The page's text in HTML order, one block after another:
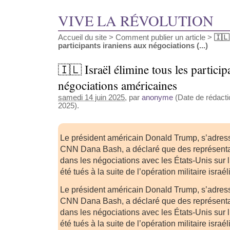
VIVE LA RÉVOLUTION
Accueil du site > Comment publier un article > 🇮🇱
participants iraniens aux négociations (...)
🇮🇱 Israël élimine tous les
négociations américaines
samedi 14 juin 2025, par anonyme (Date de
2025).
Le président américain Donald Trump,
CNN Dana Bash, a déclaré que des
dans les négociations avec les États-Unis sur
été tués à la suite de l’opération militaire
Le président américain Donald Trump,
CNN Dana Bash, a déclaré que des
dans les négociations avec les États-Unis sur
été tués à la suite de l’opération militaire